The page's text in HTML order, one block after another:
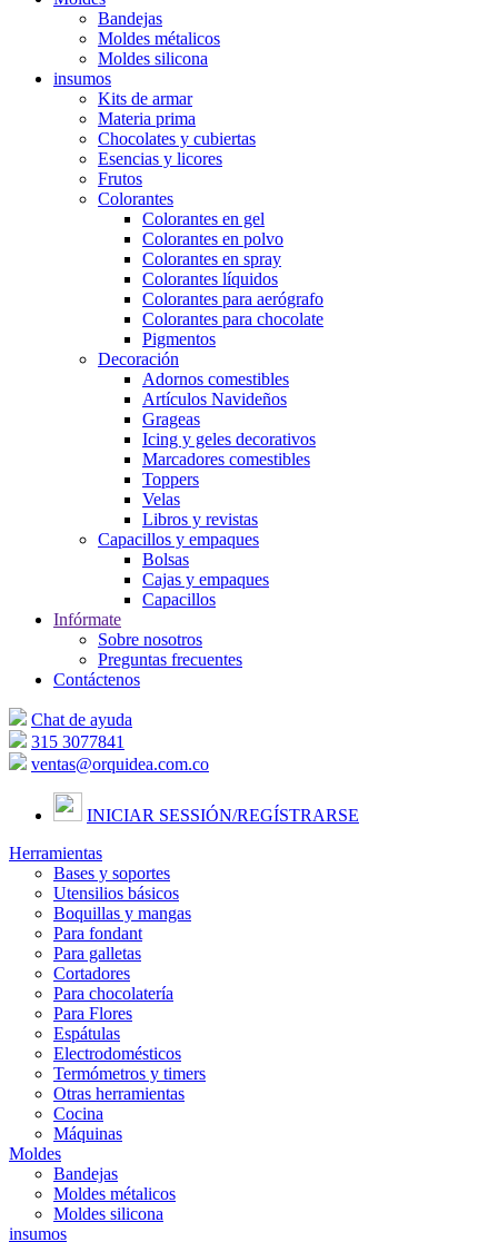
Bandejas
Moldes métalicos
Moldes silicona
insumos
Kits de armar
Materia prima
Chocolates y cubiertas
Esencias y licores
Frutos
Colorantes
Colorantes en gel
Colorantes en polvo
Colorantes en spray
Colorantes líquidos
Colorantes para aerógrafo
Colorantes para chocolate
Pigmentos
Decoración
Adornos comestibles
Artículos Navideños
Grageas
Icing y geles decorativos
Marcadores comestibles
Toppers
Velas
Libros y revistas
Capacillos y empaques
Bolsas
Cajas y empaques
Capacillos
Infórmate
Sobre nosotros
Preguntas frecuentes
Contáctenos
Chat de ayuda
315 3077841
ventas@orquidea.com.co
INICIAR SESSIÓN/REGÍSTRARSE
Herramientas
Bases y soportes
Utensilios básicos
Boquillas y mangas
Para fondant
Para galletas
Cortadores
Para chocolatería
Para Flores
Espátulas
Electrodomésticos
Termómetros y timers
Otras herramientas
Cocina
Máquinas
Moldes
Bandejas
Moldes métalicos
Moldes silicona
insumos